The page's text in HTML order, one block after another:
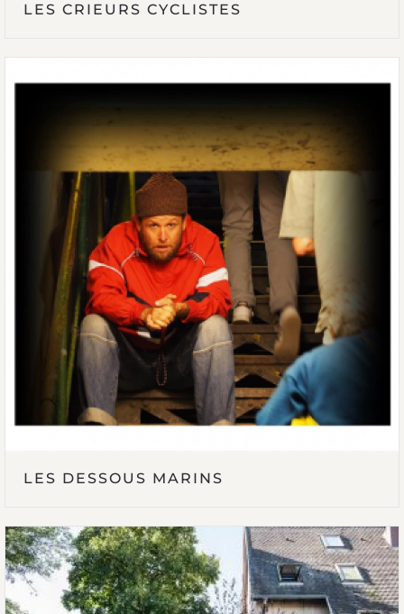
LES CRIEURS CYCLISTES
LES DESSOUS MARINS